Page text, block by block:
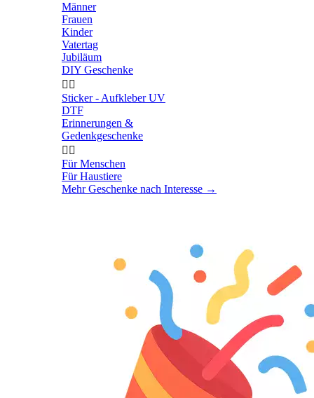
Männer
Frauen
Kinder
Vatertag
Jubiläum
DIY Geschenke
 
Sticker - Aufkleber UV
DTF
Erinnerungen &
Gedenkgeschenke
 
Für Menschen
Für Haustiere
Mehr Geschenke nach Interesse →